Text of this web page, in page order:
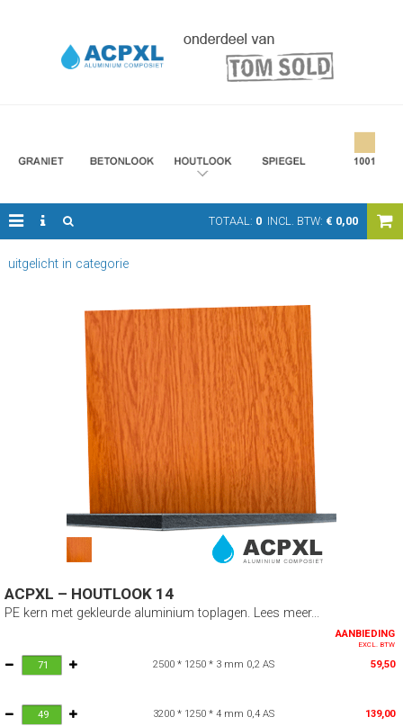
TOTAAL: 0 INCL. BTW: € 0,00
uitgelicht in categorie
ACPXL – HOUTLOOK 14
PE kern met gekleurde aluminium toplagen. Lees meer...
AANBIEDING
EXCL. BTW
2500 * 1250 * 3 mm 0,2 AS 59,50
3200 * 1250 * 4 mm 0,4 AS 139,00